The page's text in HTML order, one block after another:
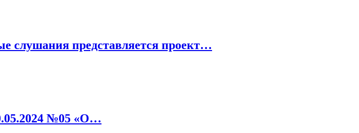
слушания представляется проект…
№05 «О…